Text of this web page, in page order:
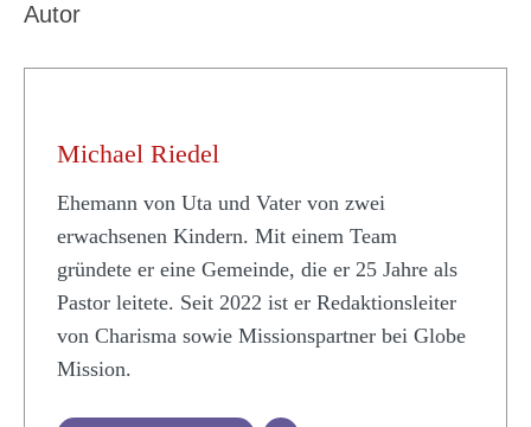
Autor
Michael Riedel
Ehemann von Uta und Vater von zwei
erwachsenen Kindern. Mit einem Team
gründete er eine Gemeinde, die er 25 Jahre als
Pastor leitete. Seit 2022 ist er Redaktionsleiter
von Charisma sowie Missionspartner bei Globe
Mission.